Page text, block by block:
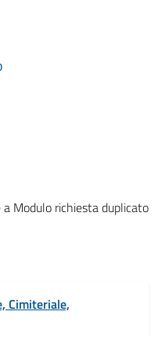
Modulo richiesta duplicato
Cimiteriale,